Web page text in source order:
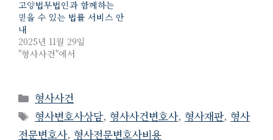
고양법무법인과 함께하는
믿을 수 있는 법률 서비스 안
내
2025년 11월 29일
"형사사건"에서
Categories
형사사건
Tags
형사변호사상담,형사사건변호사,형사재판,형사
전문변호사, 형사전문변호사비용